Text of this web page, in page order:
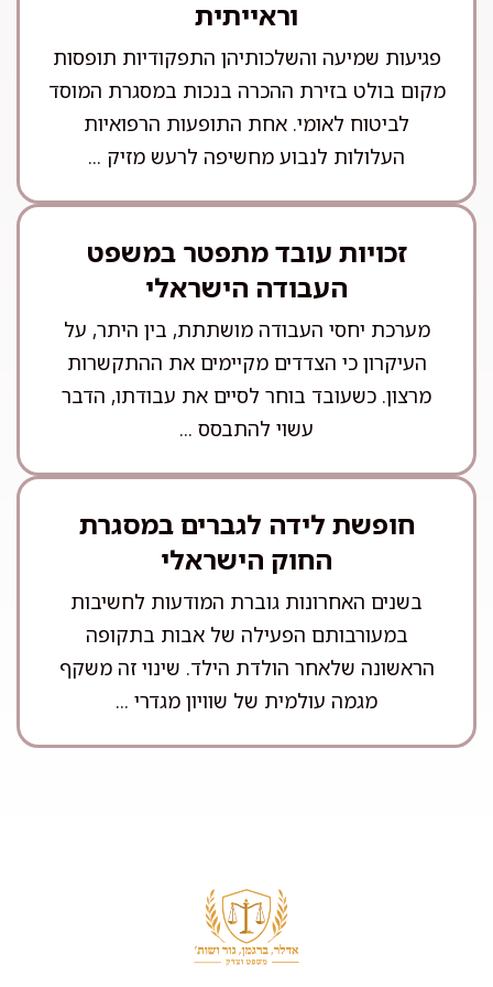
וראייתית
פגיעות שמיעה והשלכותיהן התפקודיות תופסות
מקום בולט בזירת ההכרה בנכות במסגרת המוסד
לביטוח לאומי. אחת התופעות הרפואיות
העלולות לנבוע מחשיפה לרעש מזיק ...
זכויות עובד מתפטר במשפט
העבודה הישראלי
מערכת יחסי העבודה מושתתת, בין היתר, על
העיקרון כי הצדדים מקיימים את ההתקשרות
מרצון. כשעובד בוחר לסיים את עבודתו, הדבר
עשוי להתבסס ...
חופשת לידה לגברים במסגרת
החוק הישראלי
בשנים האחרונות גוברת המודעות לחשיבות
במעורבותם הפעילה של אבות בתקופה
הראשונה שלאחר הולדת הילד. שינוי זה משקף
מגמה עולמית של שוויון מגדרי ...